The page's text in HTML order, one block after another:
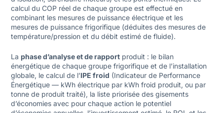
calcul du COP réel de chaque groupe est effectué en
combinant les mesures de puissance électrique et les
mesures de puissance frigorifique (déduites des mesures de
température/pression et du débit estimé de fluide).
La phase d’analyse et de rapportproduit : le bilan
énergétique de chaque groupe frigorifique et de l’installation
globale, le calcul de l’IPE froid (Indicateur de Performance
Énergétique — kWh électrique par kWh froid produit, ou par
tonne de produit traité), la liste priorisée des gisements
d’économies avec pour chaque action le potentiel